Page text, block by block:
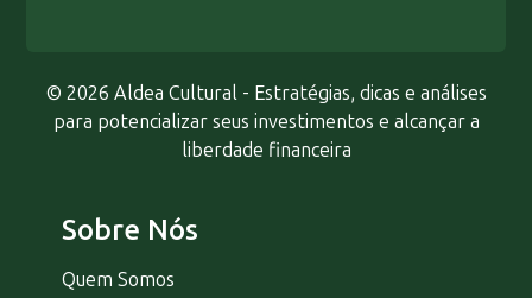
© 2026 Aldea Cultural - Estratégias, dicas e análises
para potencializar seus investimentos e alcançar a
liberdade financeira
Sobre Nós
Quem Somos